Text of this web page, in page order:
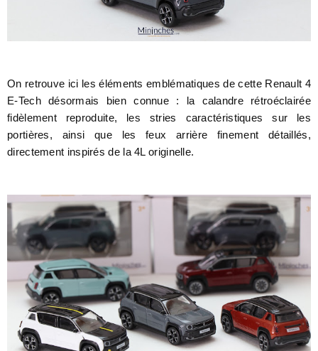
On retrouve ici les éléments emblématiques de cette Renault 4
E-Tech désormais bien connue : la calandre rétroéclairée
fidèlement reproduite, les stries caractéristiques sur les
portières, ainsi que les feux arrière finement détaillés,
directement inspirés de la 4L originelle.